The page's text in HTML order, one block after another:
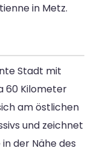
in Metz.
Stadt mit
60 Kilometer
am östlichen
und zeichnet
der Nähe des